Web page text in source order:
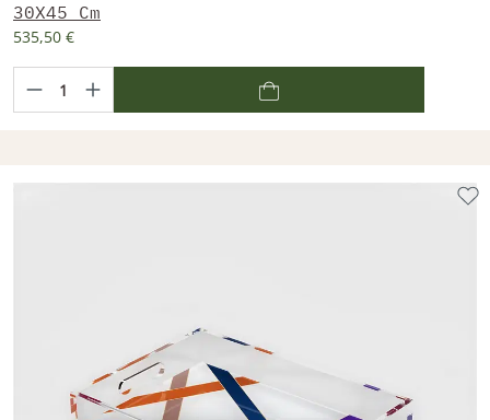
30X45 Cm
535,50 €